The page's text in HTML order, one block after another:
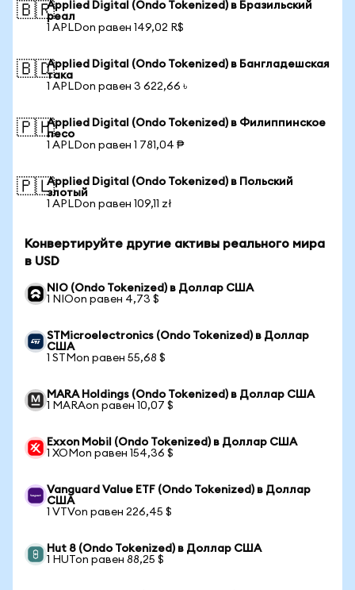
🇧🇷Applied Digital (Ondo Tokenized) в Бразильский
реал
1 APLDon равен 149,02 R$
🇧🇩Applied Digital (Ondo Tokenized) в Бангладешская
така
1 APLDon равен 3 622,66 ৳
🇵🇭Applied Digital (Ondo Tokenized) в Филиппинское
песо
1 APLDon равен 1 781,04 ₱
🇵🇱Applied Digital (Ondo Tokenized) в Польский
злотый
1 APLDon равен 109,11 zł
Конвертируйте другие активы реального мира
в USD
NIO (Ondo Tokenized) в Доллар США
1 NIOon равен 4,73 $
STMicroelectronics (Ondo Tokenized) в Доллар
США
1 STMon равен 55,68 $
MARA Holdings (Ondo Tokenized) в Доллар США
1 MARAon равен 10,07 $
Exxon Mobil (Ondo Tokenized) в Доллар США
1 XOMon равен 154,36 $
Vanguard Value ETF (Ondo Tokenized) в Доллар
США
1 VTVon равен 226,45 $
Hut 8 (Ondo Tokenized) в Доллар США
1 HUTon равен 88,25 $